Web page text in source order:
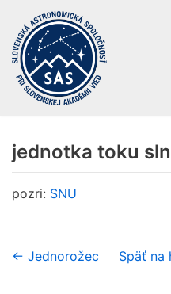
Preskočiť
na
obsah
jednotka toku
pozri: SNU
← Jednorožec Späť na